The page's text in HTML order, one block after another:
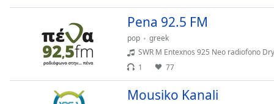
selected
Pena 92.5 FM
pop
greek
SWR M Entexnos 925 Neo radiofono Dry -
1
77
Mousiko Kanali